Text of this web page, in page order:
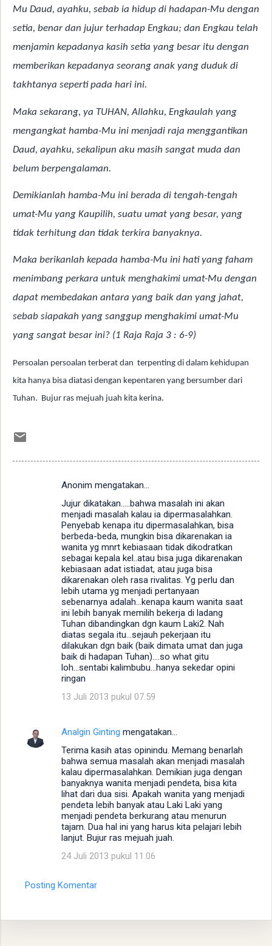
Mu Daud, ayahku, sebab ia hidup di hadapan-Mu dengan
setia, benar dan jujur terhadap Engkau; dan Engkau telah
menjamin kepadanya kasih setia yang besar itu dengan
memberikan kepadanya seorang anak yang duduk di
takhtanya seperti pada hari ini.
Maka sekarang, ya TUHAN, Allahku, Engkaulah yang
mengangkat hamba-Mu ini menjadi raja menggantikan
Daud, ayahku, sekalipun aku masih sangat muda dan
belum berpengalaman.
Demikianlah hamba-Mu ini berada di tengah-tengah
umat-Mu yang Kaupilih, suatu umat yang besar, yang
tidak terhitung dan tidak terkira banyaknya.
Maka berikanlah kepada hamba-Mu ini hati yang faham
menimbang perkara untuk menghakimi umat-Mu dengan
dapat membedakan antara yang baik dan yang jahat,
sebab siapakah yang sanggup menghakimi umat-Mu
yang sangat besar ini? (1 Raja Raja 3 : 6-9)
Persoalan persoalan terberat dan terpenting di dalam kehidupan
kita hanya bisa diatasi dengan kepentaren yang bersumber dari
Tuhan. Bujur ras mejuah juah kita kerina.
Anonim mengatakan…
Jujur dikatakan.....bahwa masalah ini akan
menjadi masalah kalau ia dipermasalahkan.
Penyebab kenapa itu dipermasalahkan, bisa
berbeda-beda, mungkin bisa dikarenakan ia
wanita yg mnrt kebiasaan tidak dikodratkan
sebagai kepala kel..atau bisa juga dikarenakan
kebiasaan adat istiadat, atau juga bisa
dikarenakan oleh rasa rivalitas. Yg perlu dan
lebih utama yg menjadi pertanyaan
sebenarnya adalah...kenapa kaum wanita saat
ini lebih banyak memilih bekerja di ladang
Tuhan dibandingkan dgn kaum Laki2. Nah
diatas segala itu...sejauh pekerjaan itu
dilakukan dgn baik (baik dimata umat dan juga
baik di hadapan Tuhan)....so what gitu
loh...sentabi kalimbubu...hanya sekedar opini
ringan
13 Juli 2013 pukul 07.59
Analgin Ginting mengatakan…
Terima kasih atas opinindu. Memang benarlah
bahwa semua masalah akan menjadi masalah
kalau dipermasalahkan. Demikian juga dengan
banyaknya wanita menjadi pendeta, bisa kita
lihat dari dua sisi. Apakah wanita yang menjadi
pendeta lebih banyak atau Laki Laki yang
menjadi pendeta berkurang atau menurun
tajam. Dua hal ini yang harus kita pelajari lebih
lanjut. Bujur ras mejuah juah.
24 Juli 2013 pukul 11.06
Posting Komentar